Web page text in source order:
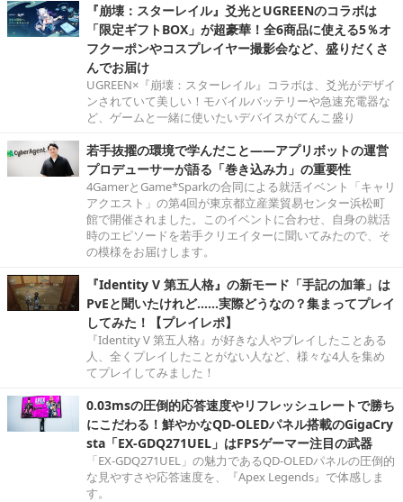
『崩壊：スターレイル』爻光とUGREENのコラボは
「限定ギフトBOX」が超豪華！全6商品に使える5％オ
フクーポンやコスプレイヤー撮影会など、盛りだくさ
んでお届け
UGREEN×『崩壊：スターレイル』コラボは、爻光がデザイ
ンされていて美しい！モバイルバッテリーや急速充電器な
ど、ゲームと一緒に使いたいデバイスがてんこ盛り
若手抜擢の環境で学んだこと――アプリボットの運営
プロデューサーが語る「巻き込み力」の重要性
4GamerとGame*Sparkの合同による就活イベント「キャリ
アクエスト」の第4回が東京都立産業貿易センター浜松町
館で開催されました。このイベントに合わせ、自身の就活
時のエピソードを若手クリエイターに聞いてみたので、そ
の模様をお届けします。
『Identity V 第五人格』の新モード「手記の加筆」は
PvEと聞いたけれど……実際どうなの？集まってプレイ
してみた！【プレイレポ】
『Identity V 第五人格』が好きな人やプレイしたことある
人、全くプレイしたことがない人など、様々な4人を集め
てプレイしてみました！
0.03msの圧倒的応答速度やリフレッシュレートで勝ち
にこだわる！鮮やかなQD-OLEDパネル搭載のGigaCry
sta「EX-GDQ271UEL」はFPSゲーマー注目の武器
「EX-GDQ271UEL」の魅力であるQD-OLEDパネルの圧倒的
な見やすさや応答速度を、『Apex Legends』で体感しま
す。